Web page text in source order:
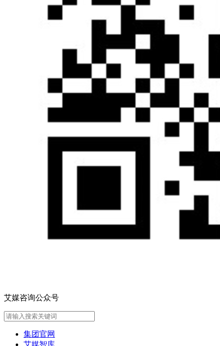
艾媒咨询公众号
集团官网